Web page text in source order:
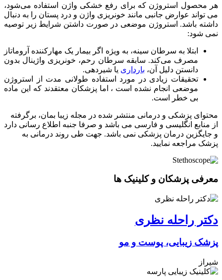
هر محصول استروژن که برای رفع خشکی واژن استفاده می‌شود،
می تواند عوارض جانبی مانند خونریزی واژن و درد پستان را به دنبال
داشته باشد. استروژن موضعی در صورت داشتن شرایط زیر توصیه
نمی شود:
ابتلا به سرطان سینه، به ویژه اگر بیمار یک مهارکننده آروماتاز
​​مصرف می‌کند. سابقه سرطان رحم، خونریزی واژینال بدون
دانستن دلیل آن، بارداری یا شیردهی.
تحقیقات زیادی در مورد استفاده طولانی مدت از استروژن
موضعی انجام نشده است ، اما پزشکان معتقدند که این ماده
بی خطر است.
محتوای پزشکی و درمانی منتشر شده در مجله زیبا بمان، برگرفته
از منابع انگلیسی و فارسی می باشد و صرفا جنبه اطلاع رسانی دارد
و جایگزین درمان پزشکی نمی باشد. جهت طی روند درمانی به
پزشک مراجعه نمایید.
معرفی پزشکان و کلینیک ها
دکتر راحله نظری
پزشک زیبایی، پوست و مو
شیراز